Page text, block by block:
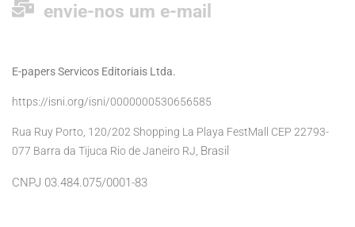
envie-nos um e-mail
E-papers Servicos Editoriais Ltda.
https://isni.org/isni/0000000530656585
Rua Ruy Porto, 120/202 Shopping La Playa FestMall CEP 22793-
077 Barra da Tijuca Rio de Janeiro RJ, Brasil
CNPJ 03.484.075/0001-83